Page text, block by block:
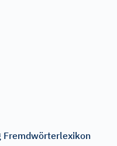
Fremdwörterlexikon